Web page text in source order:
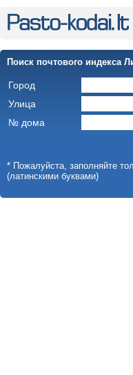
Поиск почтового индекса
Город
Улица
№ дома
* Пожалуйста, заполняйте
(латинскими буквами)